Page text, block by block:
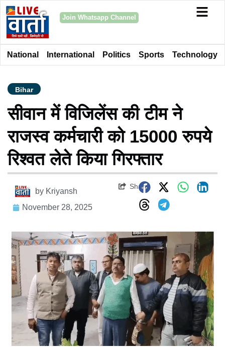
Join Whatsapp Channel
National International Politics Sports Technology
Bihar
सीवान में विजिलेंस की टीम ने
राजस्व कर्मचारी को 15000 रुपये
रिश्वत लेते किया गिरफ्तार
by Kriyansh
November 28, 2025
Share